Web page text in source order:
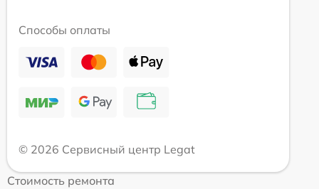
Способы оплаты
© 2026 Сервисный центр Legat
Стоимость ремонта